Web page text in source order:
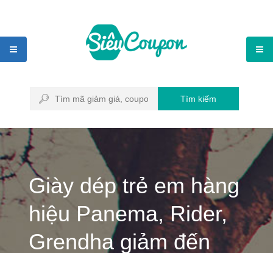
Tìm kiếm
Giày dép trẻ em hàng
hiệu Panema, Rider,
Grendha giảm đến